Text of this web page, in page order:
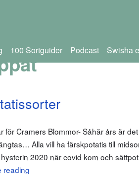
100 Sortguider Podcast Swisha
Cramers Blommor- Såhär års är
Alla vill ha färskpotatis till
2020 när covid kom och
reading